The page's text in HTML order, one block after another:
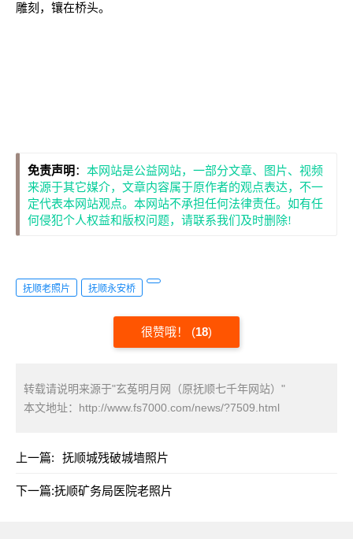
雕刻，镶在桥头。
免责声明 ： 本网站是公益网站，一部分文章、图片、视频
来源于其它媒介，文章内容属于原作者的观点表达，不一
定代表本网站观点。本网站不承担任何法律责任。如有任
何侵犯个人权益和版权问题，请联系我们及时删除!
抚顺老照片 抚顺永安桥
很赞哦！ (18)
转载请说明来源于"玄菟明月网（原抚顺七千年网站）"
本文地址： http://www.fs7000.com/news/?7509.html
上一篇: 抚顺城残破城墙照片
下一篇:抚顺矿务局医院老照片